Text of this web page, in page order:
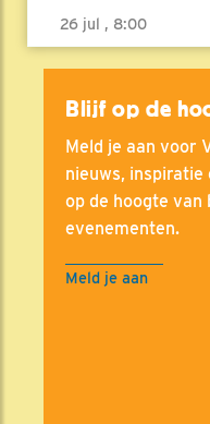
26 jul , 8:00
Blijf op de
Meld je aan voor
nieuws,
op de hoogte van
evenementen.
Meld je aan